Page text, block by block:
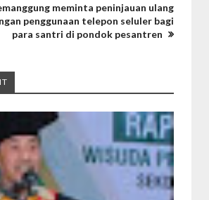
meminta peninjauan ulang
penggunaan telepon seluler bagi
para santri di pondok pesantren